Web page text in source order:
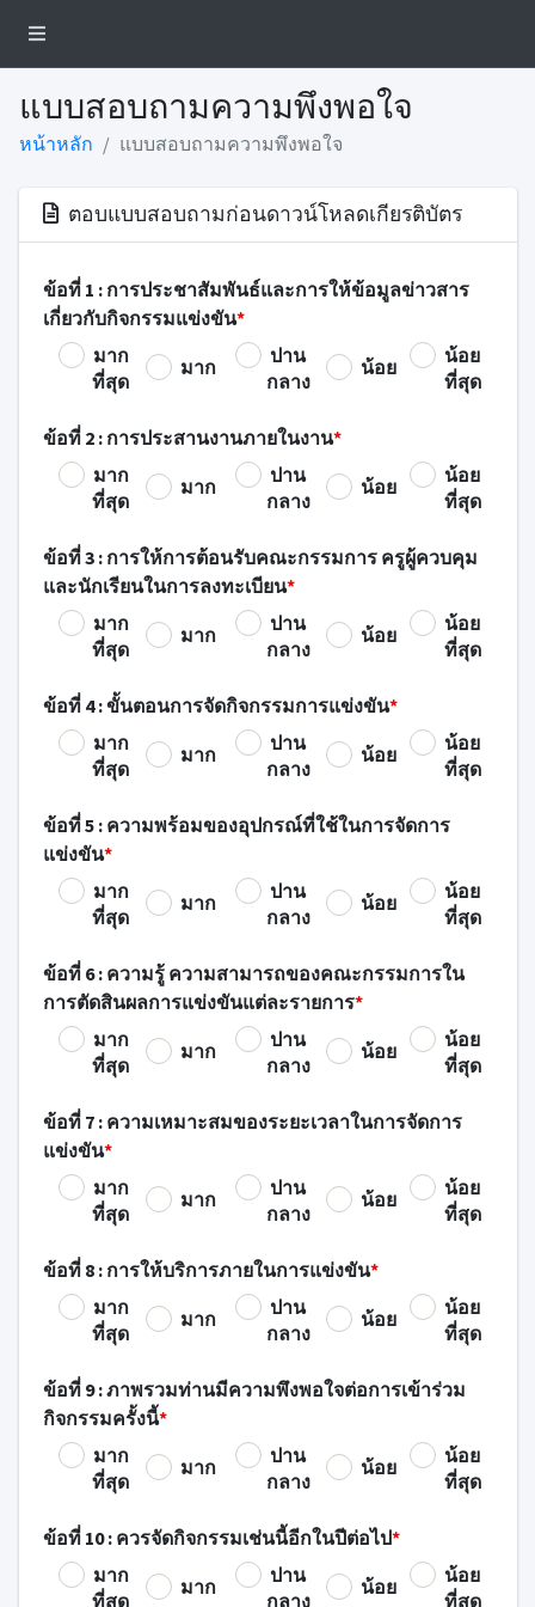
แบบสอบถามความพึงพอใจ
หน้าหลัก แบบสอบถามความพึงพอใจ
ตอบแบบสอบถามก่อนดาวน์โหลดเกียรติบัตร
ข้อที่ 1 : การประชาสัมพันธ์และการให้ข้อมูลข่าวสาร
เกี่ยวกับกิจกรรมแข่งขัน*
มาก
ที่สุด
มาก
ปาน
กลาง
น้อย
น้อย
ที่สุด
ข้อที่ 2 : การประสานงานภายในงาน*
มาก
ที่สุด
มาก
ปาน
กลาง
น้อย
น้อย
ที่สุด
ข้อที่ 3 : การให้การต้อนรับคณะกรรมการ ครูผู้ควบคุม
และนักเรียนในการลงทะเบียน*
มาก
ที่สุด
มาก
ปาน
กลาง
น้อย
น้อย
ที่สุด
ข้อที่ 4 : ขั้นตอนการจัดกิจกรรมการแข่งขัน*
มาก
ที่สุด
มาก
ปาน
กลาง
น้อย
น้อย
ที่สุด
ข้อที่ 5 : ความพร้อมของอุปกรณ์ที่ใช้ในการจัดการ
แข่งขัน*
มาก
ที่สุด
มาก
ปาน
กลาง
น้อย
น้อย
ที่สุด
ข้อที่ 6 : ความรู้ ความสามารถของคณะกรรมการใน
การตัดสินผลการแข่งขันแต่ละรายการ*
มาก
ที่สุด
มาก
ปาน
กลาง
น้อย
น้อย
ที่สุด
ข้อที่ 7 : ความเหมาะสมของระยะเวลาในการจัดการ
แข่งขัน*
มาก
ที่สุด
มาก
ปาน
กลาง
น้อย
น้อย
ที่สุด
ข้อที่ 8 : การให้บริการภายในการแข่งขัน*
มาก
ที่สุด
มาก
ปาน
กลาง
น้อย
น้อย
ที่สุด
ข้อที่ 9 : ภาพรวมท่านมีความพึงพอใจต่อการเข้าร่วม
กิจกรรมครั้งนี้*
มาก
ที่สุด
มาก
ปาน
กลาง
น้อย
น้อย
ที่สุด
ข้อที่ 10 : ควรจัดกิจกรรมเช่นนี้อีกในปีต่อไป*
มาก
ที่สุด
มาก
ปาน
กลาง
น้อย
น้อย
ที่สุด